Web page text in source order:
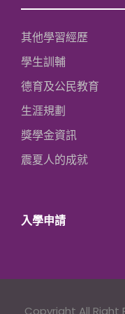
其他學習經歷
學生訓輔
德育及公民教育
生涯規劃
獎學金資訊
震夏人的成就
入學申請
Copyright All Right